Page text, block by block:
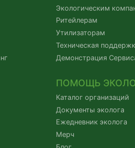
Экологическим
Ритейлерам
Утилизаторам
Техническая
Демонстрация
ПОМОЩЬ
Каталог организаций
Документы эколога
Ежедневник эколога
Мерч